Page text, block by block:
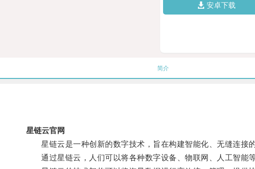
安卓下载
简介
星链云官网
星链云是一种创新的数字技术，旨在构建智能化、无缝连接的
通过星链云，人们可以将各种数字设备、物联网、人工智能等